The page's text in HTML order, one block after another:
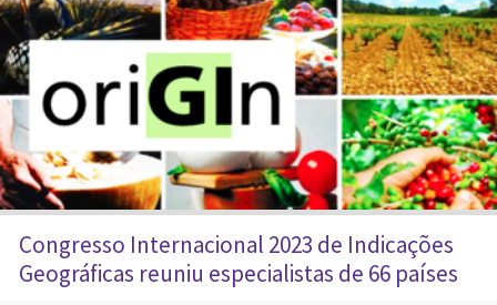
Congresso Internacional 2023 de Indicações
Geográficas reuniu especialistas de 66 países